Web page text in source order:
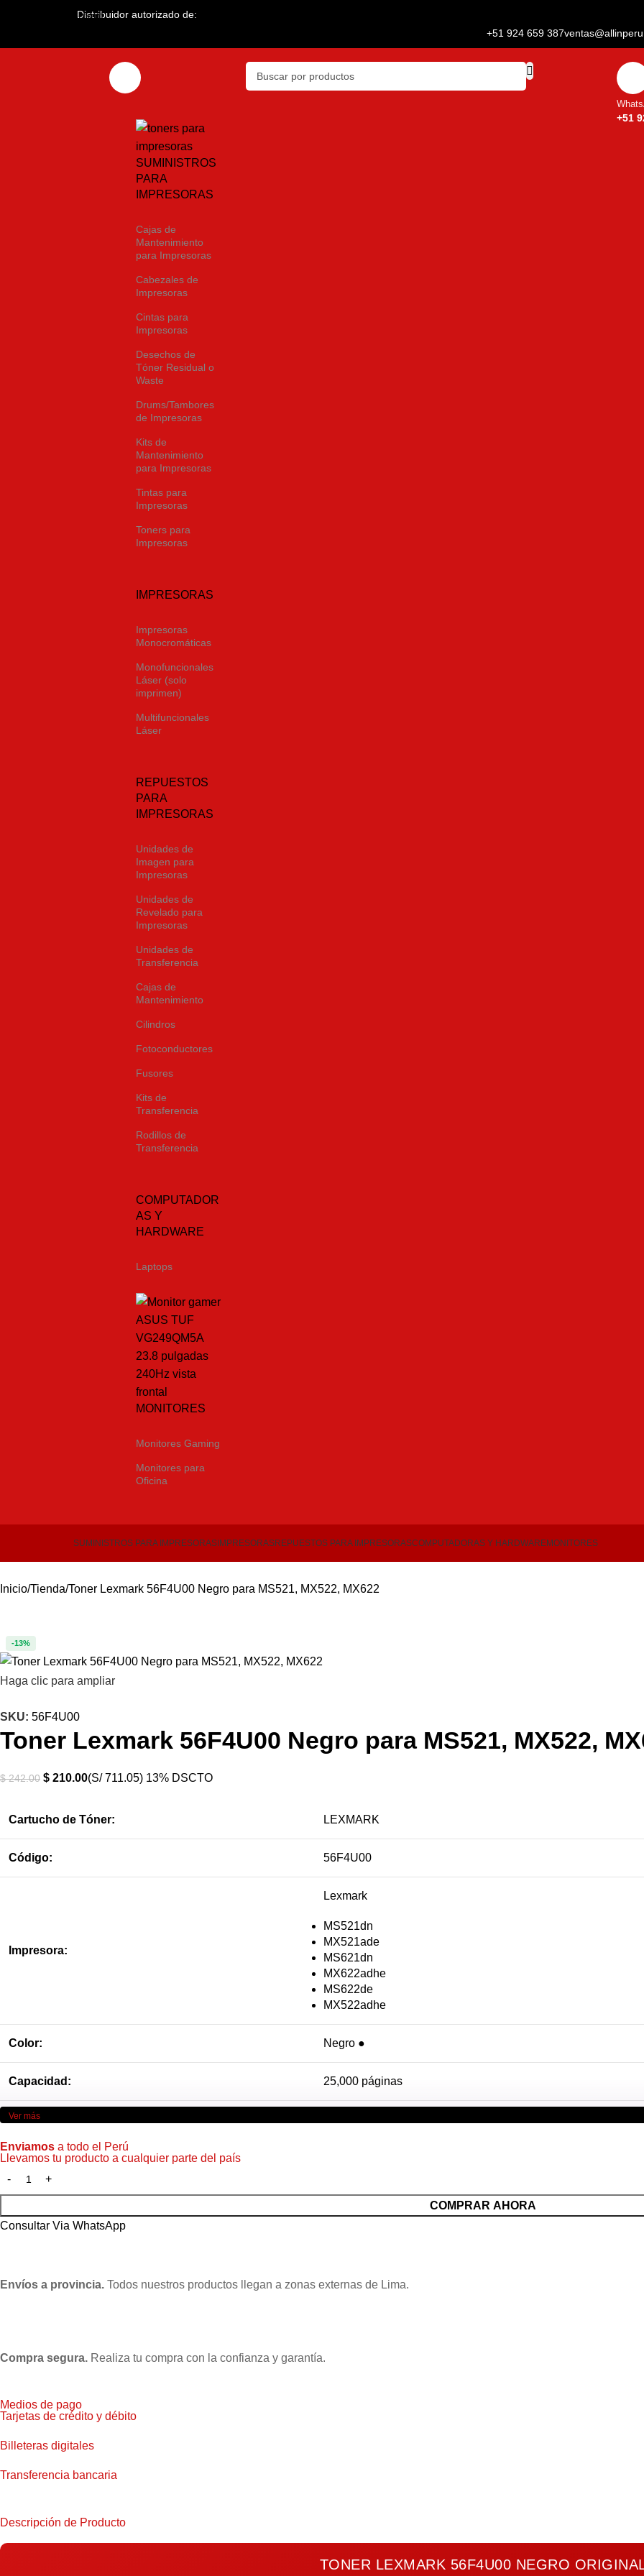
Skip to main contentDistribuidor autorizado de:
+51 924 659 387
SUMINISTROS
PARA
IMPRESORAS
Cajas de
Mantenimiento
para Impresoras
Cabezales de
Impresoras
Cintas para
Impresoras
Desechos de
Tóner Residual o
Waste
Drums/Tambores
de Impresoras
Kits de
Mantenimiento
para Impresoras
Tintas para
Impresoras
Toners para
Impresoras
IMPRESORAS
Impresoras
Monocromáticas
Monofuncionales
Láser (solo
imprimen)
Multifuncionales
Láser
REPUESTOS
PARA
IMPRESORAS
Unidades de
Imagen para
Impresoras
Unidades de
Revelado para
Impresoras
Unidades de
Transferencia
Cajas de
Mantenimiento
Cilindros
Fotoconductores
Fusores
Kits de
Transferencia
Rodillos de
Transferencia
COMPUTADOR
AS Y
HARDWARE
Laptops
MONITORES
Monitores Gaming
Monitores para
Oficina
+51
SUMINISTROS PARA IMPRESORASIMPRESORASREPUESTOS PARA IMPRESORASCOMPUTADORAS Y HARDWAREMONITORES
Inicio Tienda Toner Lexmark 56F4U00 Negro para MS521, MX522, MX622
-13%
Haga clic para ampliar
SKU: 56F4U00
Toner Lexmark 56F4U00 Negro para MS521, MX522,
$242.00 $ 210.00(S/ 711.05) 13% DSCTO
Cartucho de Tóner: LEXMARK
Código: 56F4U00
Impresora:
Lexmark
MS521dn
MX521ade
MS621dn
MX622adhe
MS622de
MX522adhe
Color: Negro ●
Capacidad: 25,000 páginas
Marca:
Ver más
Enviamos a todo el Perú
Llevamos tu producto a cualquier parte del país
COMPRAR AHORA
Consultar Via WhatsApp
Envíos a provincia. Todos nuestros productos llegan a zonas externas de Lima.
Compra segura. Realiza tu compra con la confianza y garantía.
Medios de pago
Tarjetas de crédito y débito
Billeteras digitales
Transferencia bancaria
Descripción de Producto
TONER LEXMARK 56F4U00 NEGRO